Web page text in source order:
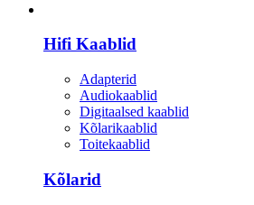
Hifi Kaablid
Adapterid
Audiokaablid
Digitaalsed kaablid
Kõlarikaablid
Toitekaablid
Kõlarid